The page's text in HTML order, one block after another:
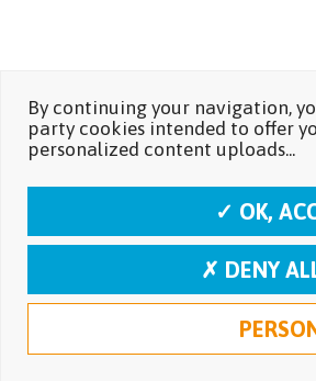
By continuing your navigation,
party cookies intended to offer
personalized content uploads...
✓ OK,
✗ DENY